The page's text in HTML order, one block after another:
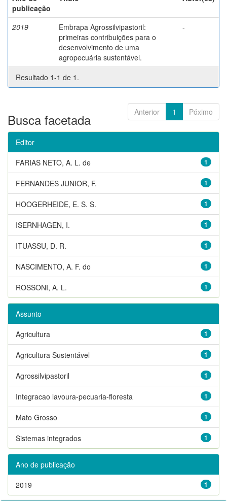
publicação
2019
Embrapa Agrossilvipastoril:
primeiras contribuições para o
desenvolvimento de uma
agropecuária sustentável.
-
Resultado 1-1 de 1.
Anterior 1 Póximo
Busca facetada
Editor
1
FARIAS NETO, A. L. de
1
FERNANDES JUNIOR, F.
1
HOOGERHEIDE, E. S. S.
1
ISERNHAGEN, I.
1
ITUASSU, D. R.
1
NASCIMENTO, A. F. do
1
ROSSONI, A. L.
Assunto
1
Agricultura
1
Agricultura Sustentável
1
Agrossilvipastoril
1
Integracao lavoura-pecuaria-floresta
1
Mato Grosso
1
Sistemas integrados
Ano de publicação
1
2019